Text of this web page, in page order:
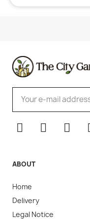
ABOUT
Home
Delivery
Legal Notice